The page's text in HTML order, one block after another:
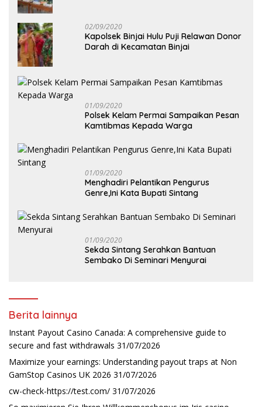
02/09/2020
Kapolsek Binjai Hulu Puji Relawan Donor
Darah di Kecamatan Binjai
01/09/2020
Polsek Kelam Permai Sampaikan Pesan
Kamtibmas Kepada Warga
01/09/2020
Menghadiri Pelantikan Pengurus
Genre,Ini Kata Bupati Sintang
01/09/2020
Sekda Sintang Serahkan Bantuan
Sembako Di Seminari Menyurai
Berita lainnya
Instant Payout Casino Canada: A comprehensive guide to
secure and fast withdrawals 31/07/2026
Maximize your earnings: Understanding payout traps at Non
GamStop Casinos UK 2026 31/07/2026
cw-check-https://test.com/ 31/07/2026